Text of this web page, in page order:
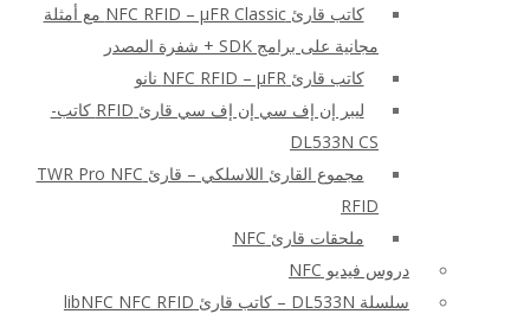
كاتب قارئ NFC RFID – μFR Classic مع أمثلة
مجانية على برامج SDK + شفرة المصدر
كاتب قارئ NFC RFID – μFR نانو
ليبر إن إف سي إن إف سي قارئ RFID كاتب-
DL533N CS
مجموع القارئ اللاسلكي – قارئ TWR Pro NFC
RFID
ملحقات قارئ NFC
دروس فيديو NFC
سلسلة DL533N – كاتب قارئ libNFC NFC RFID